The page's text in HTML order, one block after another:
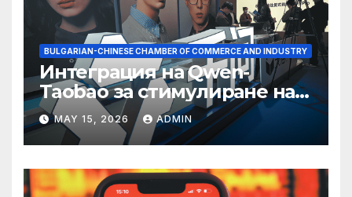
BULGARIAN-CHINESE CHAMBER OF COMMERCE AND INDUSTRY
Интеграция на Qwen-
Taobao за стимулиране на
пазаруването 618
MAY 15, 2026 ADMIN